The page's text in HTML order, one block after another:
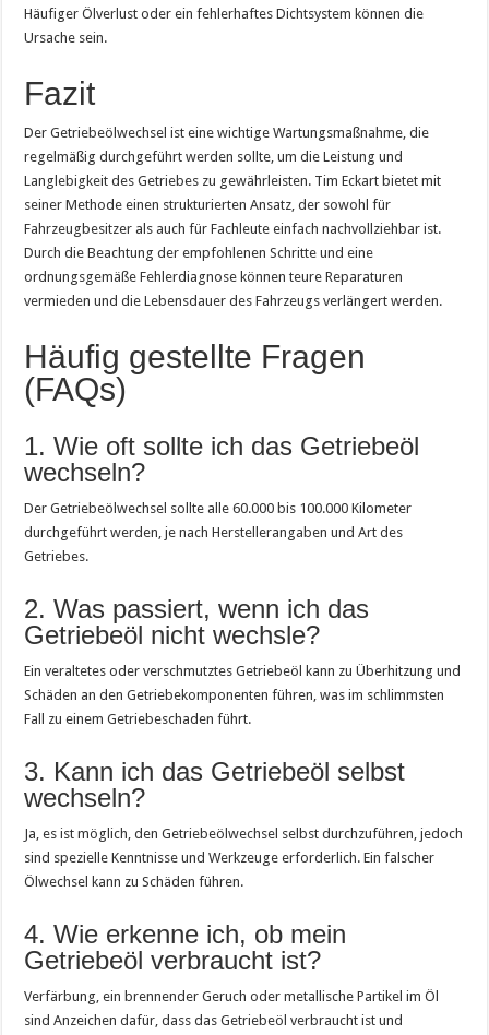
Häufiger Ölverlust oder ein fehlerhaftes Dichtsystem können die
Ursache sein.
Fazit
Der Getriebeölwechsel ist eine wichtige Wartungsmaßnahme, die
regelmäßig durchgeführt werden sollte, um die Leistung und
Langlebigkeit des Getriebes zu gewährleisten. Tim Eckart bietet mit
seiner Methode einen strukturierten Ansatz, der sowohl für
Fahrzeugbesitzer als auch für Fachleute einfach nachvollziehbar ist.
Durch die Beachtung der empfohlenen Schritte und eine
ordnungsgemäße Fehlerdiagnose können teure Reparaturen
vermieden und die Lebensdauer des Fahrzeugs verlängert werden.
Häufig gestellte Fragen
(FAQs)
1. Wie oft sollte ich das Getriebeöl
wechseln?
Der Getriebeölwechsel sollte alle 60.000 bis 100.000 Kilometer
durchgeführt werden, je nach Herstellerangaben und Art des
Getriebes.
2. Was passiert, wenn ich das
Getriebeöl nicht wechsle?
Ein veraltetes oder verschmutztes Getriebeöl kann zu Überhitzung und
Schäden an den Getriebekomponenten führen, was im schlimmsten
Fall zu einem Getriebeschaden führt.
3. Kann ich das Getriebeöl selbst
wechseln?
Ja, es ist möglich, den Getriebeölwechsel selbst durchzuführen, jedoch
sind spezielle Kenntnisse und Werkzeuge erforderlich. Ein falscher
Ölwechsel kann zu Schäden führen.
4. Wie erkenne ich, ob mein
Getriebeöl verbraucht ist?
Verfärbung, ein brennender Geruch oder metallische Partikel im Öl
sind Anzeichen dafür, dass das Getriebeöl verbraucht ist und